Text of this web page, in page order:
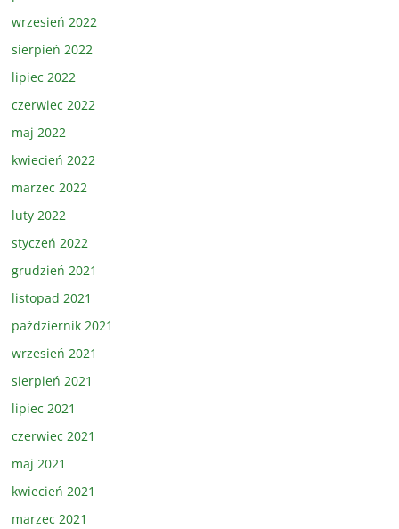
wrzesień 2022
sierpień 2022
lipiec 2022
czerwiec 2022
maj 2022
kwiecień 2022
marzec 2022
luty 2022
styczeń 2022
grudzień 2021
listopad 2021
październik 2021
wrzesień 2021
sierpień 2021
lipiec 2021
czerwiec 2021
maj 2021
kwiecień 2021
marzec 2021